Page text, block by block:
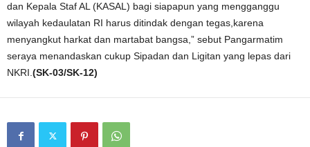
dan Kepala Staf AL (KASAL) bagi siapapun yang mengganggu
wilayah kedaulatan RI harus ditindak dengan tegas,karena
menyangkut harkat dan martabat bangsa,” sebut Pangarmatim
seraya menandaskan cukup Sipadan dan Ligitan yang lepas dari
NKRI. (SK-03/SK-12)